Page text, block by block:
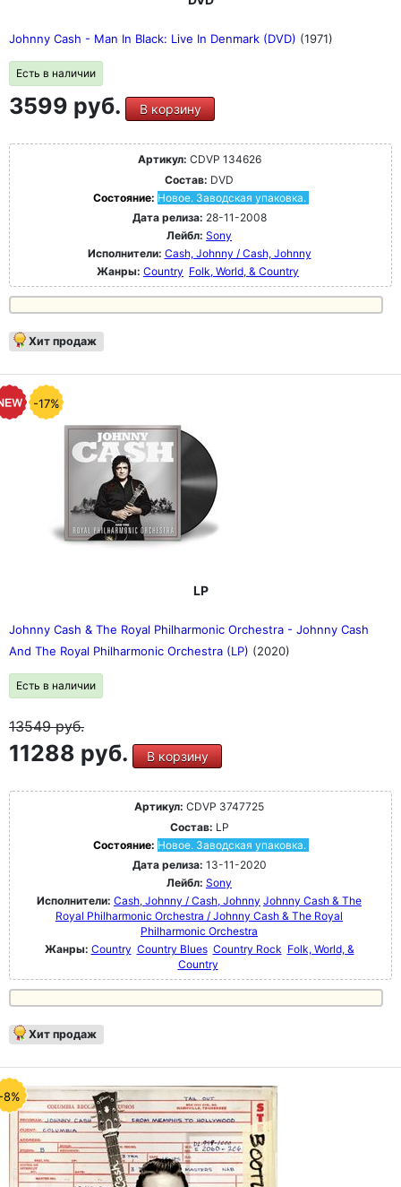
Johnny Cash - Man In Black: Live In Denmark (DVD) (1971)
Есть в наличии
3599 руб. В корзину
Артикул: CDVP 134626
Состав: DVD
Состояние: Новое. Заводская упаковка.
Дата релиза: 28-11-2008
Лейбл: Sony
Исполнители: Cash, Johnny / Cash, Johnny
Жанры: Country Folk, World, & Country
Хит продаж
-17%
LP
Johnny Cash & The Royal Philharmonic Orchestra - Johnny Cash
And The Royal Philharmonic Orchestra (LP) (2020)
Есть в наличии
13549руб.
11288 руб. В корзину
Артикул: CDVP 3747725
Состав: LP
Состояние: Новое. Заводская упаковка.
Дата релиза: 13-11-2020
Лейбл: Sony
Исполнители: Cash, Johnny / Cash, Johnny Johnny Cash & The
Royal Philharmonic Orchestra / Johnny Cash & The Royal
Philharmonic Orchestra
Жанры: Country Country Blues Country Rock Folk, World, &
Country
Хит продаж
8%